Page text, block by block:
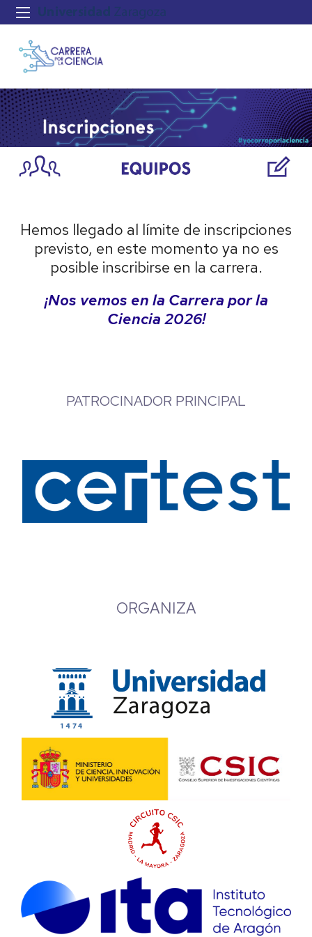
Hemos llegado al límite de inscripciones
previsto, en este momento ya no es
posible inscribirse en la carrera.
¡Nos vemos en la Carrera por la
Ciencia 2026!
PATROCINADOR PRINCIPAL
ORGANIZA